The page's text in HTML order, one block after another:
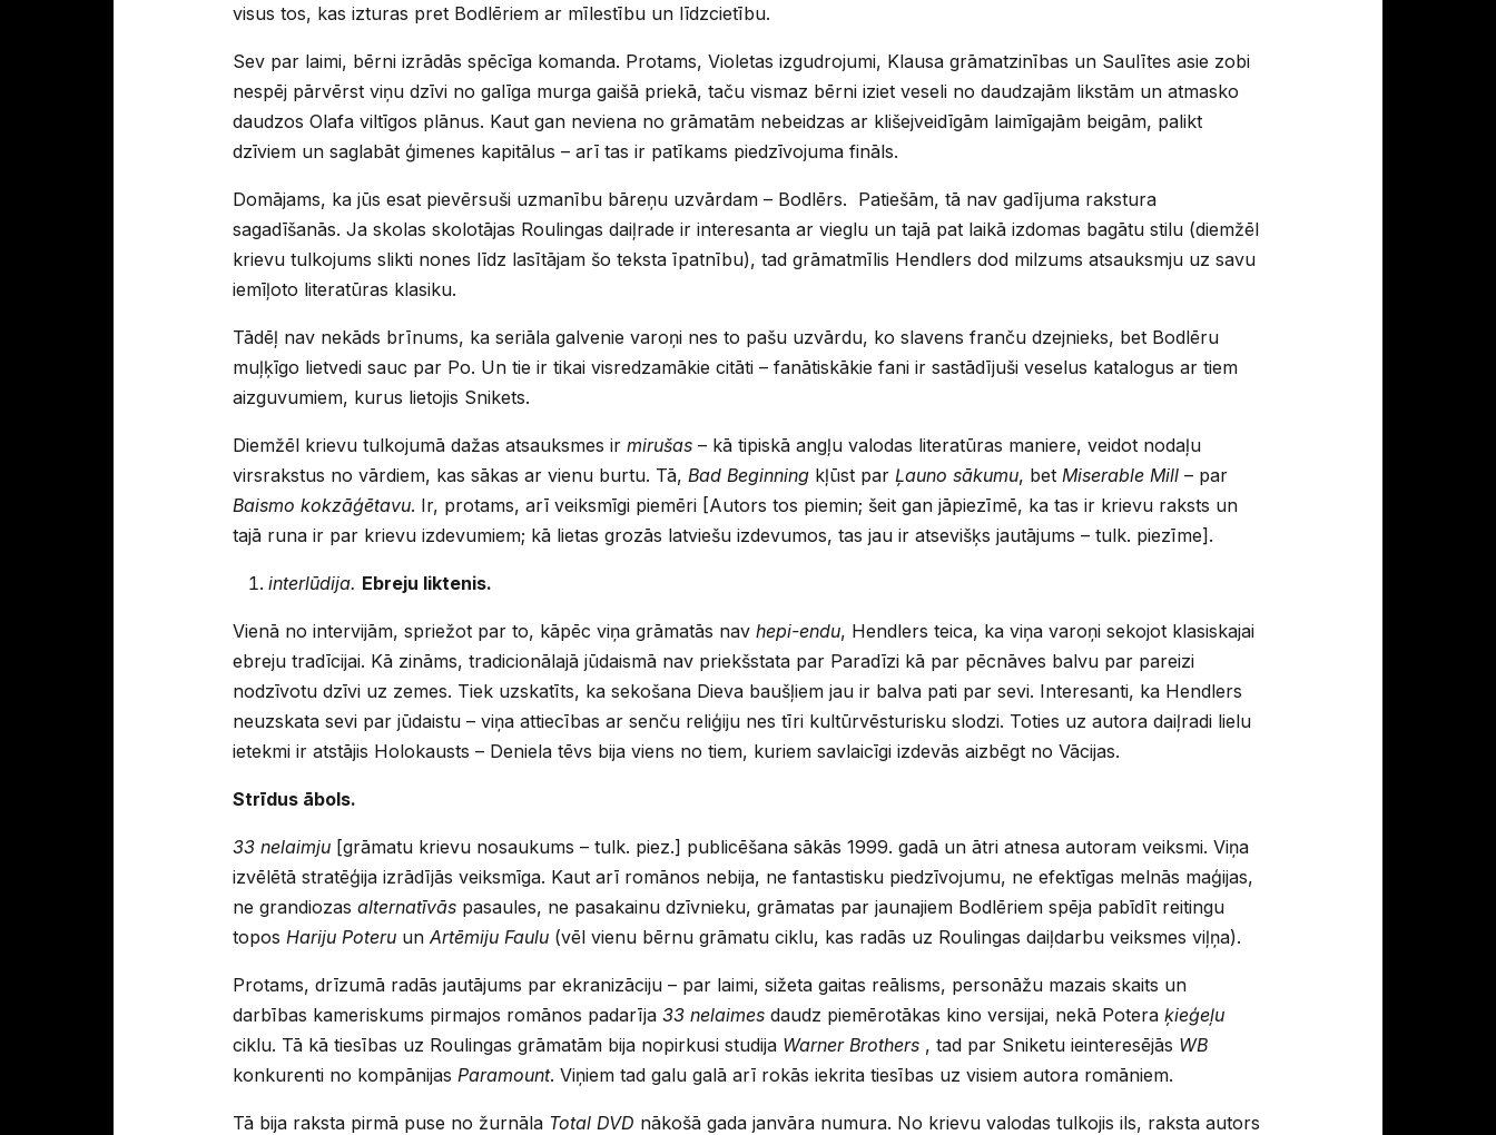
visus tos, kas izturas pret Bodlēriem ar mīlestību un līdzcietību.
Sev par laimi, bērni izrādās spēcīga komanda. Protams, Violetas izgudrojumi, Klausa grāmatzinības un Saulītes asie zobi
nespēj pārvērst viņu dzīvi no galīga murga gaišā priekā, taču vismaz bērni iziet veseli no daudzajām likstām un atmasko
daudzos Olafa viltīgos plānus. Kaut gan neviena no grāmatām nebeidzas ar klišejveidīgām laimīgajām beigām, palikt
dzīviem un saglabāt ģimenes kapitālus – arī tas ir patīkams piedzīvojuma fināls.
Domājams, ka jūs esat pievērsuši uzmanību bāreņu uzvārdam – Bodlērs. Patiešām, tā nav gadījuma rakstura
sagadīšanās. Ja skolas skolotājas Roulingas daiļrade ir interesanta ar vieglu un tajā pat laikā izdomas bagātu stilu (diemžēl
krievu tulkojums slikti nones līdz lasītājam šo teksta īpatnību), tad grāmatmīlis Hendlers dod milzums atsauksmju uz savu
iemīļoto literatūras klasiku.
Tādēļ nav nekāds brīnums, ka seriāla galvenie varoņi nes to pašu uzvārdu, ko slavens franču dzejnieks, bet Bodlēru
muļķīgo lietvedi sauc par Po. Un tie ir tikai visredzamākie citāti – fanātiskākie fani ir sastādījuši veselus katalogus ar tiem
aizguvumiem, kurus lietojis Snikets.
Diemžēl krievu tulkojumā dažas atsauksmes ir mirušas – kā tipiskā angļu valodas literatūras maniere, veidot nodaļu
virsrakstus no vārdiem, kas sākas ar vienu burtu. Tā, Bad Beginning kļūst par Ļauno sākumu, bet Miserable Mill – par
Baismo kokzāģētavu. Ir, protams, arī veiksmīgi piemēri [Autors tos piemin; šeit gan jāpiezīmē, ka tas ir krievu raksts un
tajā runa ir par krievu izdevumiem; kā lietas grozās latviešu izdevumos, tas jau ir atsevišķs jautājums – tulk. piezīme].
interlūdija. Ebreju liktenis.
Vienā no intervijām, spriežot par to, kāpēc viņa grāmatās nav hepi-endu, Hendlers teica, ka viņa varoņi sekojot klasiskajai
ebreju tradīcijai. Kā zināms, tradicionālajā jūdaismā nav priekšstata par Paradīzi kā par pēcnāves balvu par pareizi
nodzīvotu dzīvi uz zemes. Tiek uzskatīts, ka sekošana Dieva baušļiem jau ir balva pati par sevi. Interesanti, ka Hendlers
neuzskata sevi par jūdaistu – viņa attiecības ar senču reliģiju nes tīri kultūrvēsturisku slodzi. Toties uz autora daiļradi lielu
ietekmi ir atstājis Holokausts – Deniela tēvs bija viens no tiem, kuriem savlaicīgi izdevās aizbēgt no Vācijas.
Strīdus ābols.
33 nelaimju [grāmatu krievu nosaukums – tulk. piez.] publicēšana sākās 1999. gadā un ātri atnesa autoram veiksmi. Viņa
izvēlētā stratēģija izrādījās veiksmīga. Kaut arī romānos nebija, ne fantastisku piedzīvojumu, ne efektīgas melnās maģijas,
ne grandiozas alternatīvās pasaules, ne pasakainu dzīvnieku, grāmatas par jaunajiem Bodlēriem spēja pabīdīt reitingu
topos Hariju Poteru un Artēmiju Faulu (vēl vienu bērnu grāmatu ciklu, kas radās uz Roulingas daiļdarbu veiksmes viļņa).
Protams, drīzumā radās jautājums par ekranizāciju – par laimi, sižeta gaitas reālisms, personāžu mazais skaits un
darbības kameriskums pirmajos romānos padarīja 33 nelaimes daudz piemērotākas kino versijai, nekā Potera ķieģeļu
ciklu. Tā kā tiesības uz Roulingas grāmatām bija nopirkusi studija Warner Brothers , tad par Sniketu ieinteresējās WB
konkurenti no kompānijas Paramount. Viņiem tad galu galā arī rokās iekrita tiesības uz visiem autora romāniem.
Tā bija raksta pirmā puse no žurnāla Total DVD nākošā gada janvāra numura. No krievu valodas tulkojis ils, raksta autors